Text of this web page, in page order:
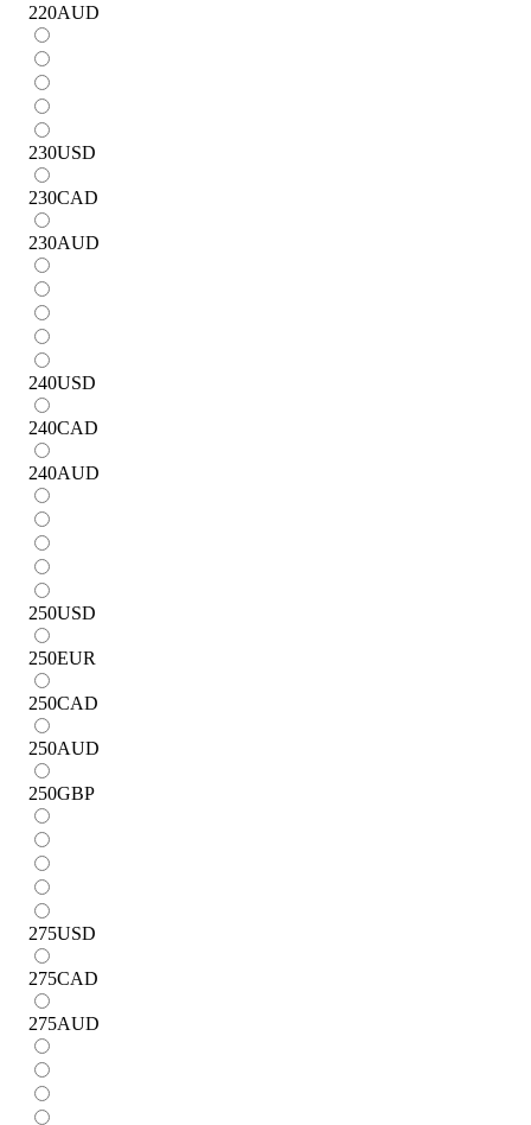
220AUD
230USD
230CAD
230AUD
240USD
240CAD
240AUD
250USD
250EUR
250CAD
250AUD
250GBP
275USD
275CAD
275AUD